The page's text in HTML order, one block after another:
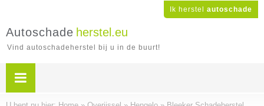
Ik herstel autoschade
Autoschade herstel.eu
Vind autoschadeherstel bij u in de buurt!